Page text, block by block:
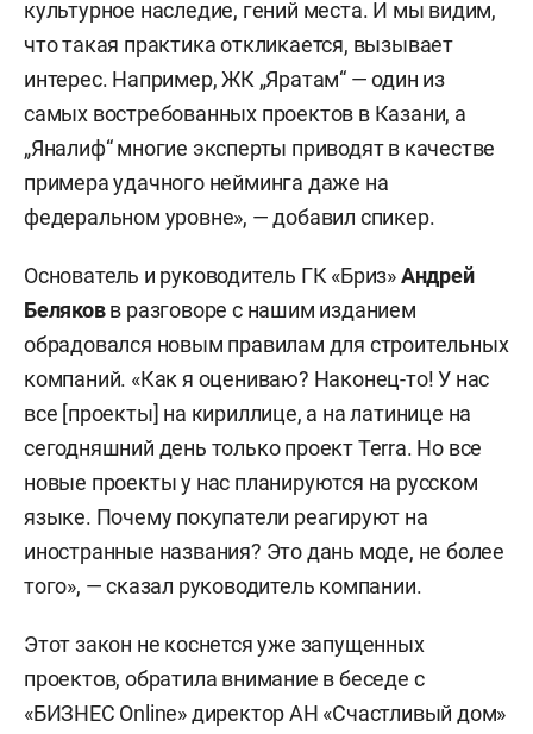
культурное наследие, гений места. И мы видим,
что такая практика откликается, вызывает
интерес. Например, ЖК „Яратам“ — один из
самых востребованных проектов в Казани, а
„Яналиф“ многие эксперты приводят в качестве
примера удачного нейминга даже на
федеральном уровне», — добавил спикер.
Основатель и руководитель ГК «Бриз»Андрей
Беляковв разговоре с нашим изданием
обрадовался новым правилам для строительных
компаний. «Как я оцениваю? Наконец-то! У нас
все [проекты] на кириллице, а на латинице на
сегодняшний день только проект Terra. Но все
новые проекты у нас планируются на русском
языке. Почему покупатели реагируют на
иностранные названия? Это дань моде, не более
того», — сказал руководитель компании.
Этот закон не коснется уже запущенных
проектов, обратила внимание в беседе с
«БИЗНЕС Online» директор АН «Счастливый дом»